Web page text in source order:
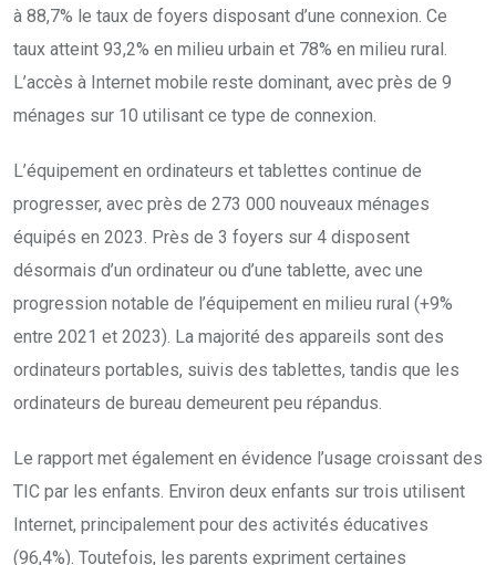
à 88,7% le taux de foyers disposant d’une connexion. Ce
taux atteint 93,2% en milieu urbain et 78% en milieu rural.
L’accès à Internet mobile reste dominant, avec près de 9
ménages sur 10 utilisant ce type de connexion.
L’équipement en ordinateurs et tablettes continue de
progresser, avec près de 273 000 nouveaux ménages
équipés en 2023. Près de 3 foyers sur 4 disposent
désormais d’un ordinateur ou d’une tablette, avec une
progression notable de l’équipement en milieu rural (+9%
entre 2021 et 2023). La majorité des appareils sont des
ordinateurs portables, suivis des tablettes, tandis que les
ordinateurs de bureau demeurent peu répandus.
Le rapport met également en évidence l’usage croissant des
TIC par les enfants. Environ deux enfants sur trois utilisent
Internet, principalement pour des activités éducatives
(96,4%). Toutefois, les parents expriment certaines